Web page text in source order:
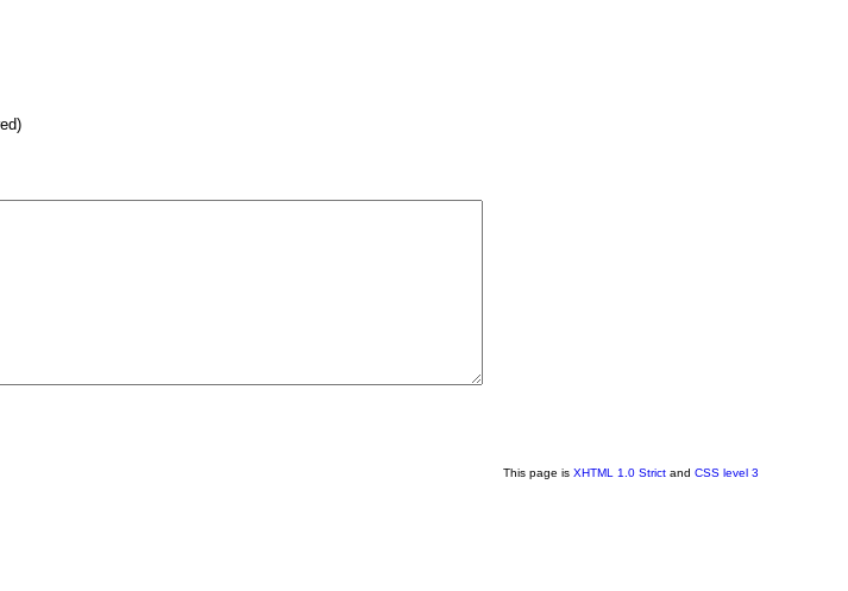
This page is XHTML 1.0 Strictand CSS level 3